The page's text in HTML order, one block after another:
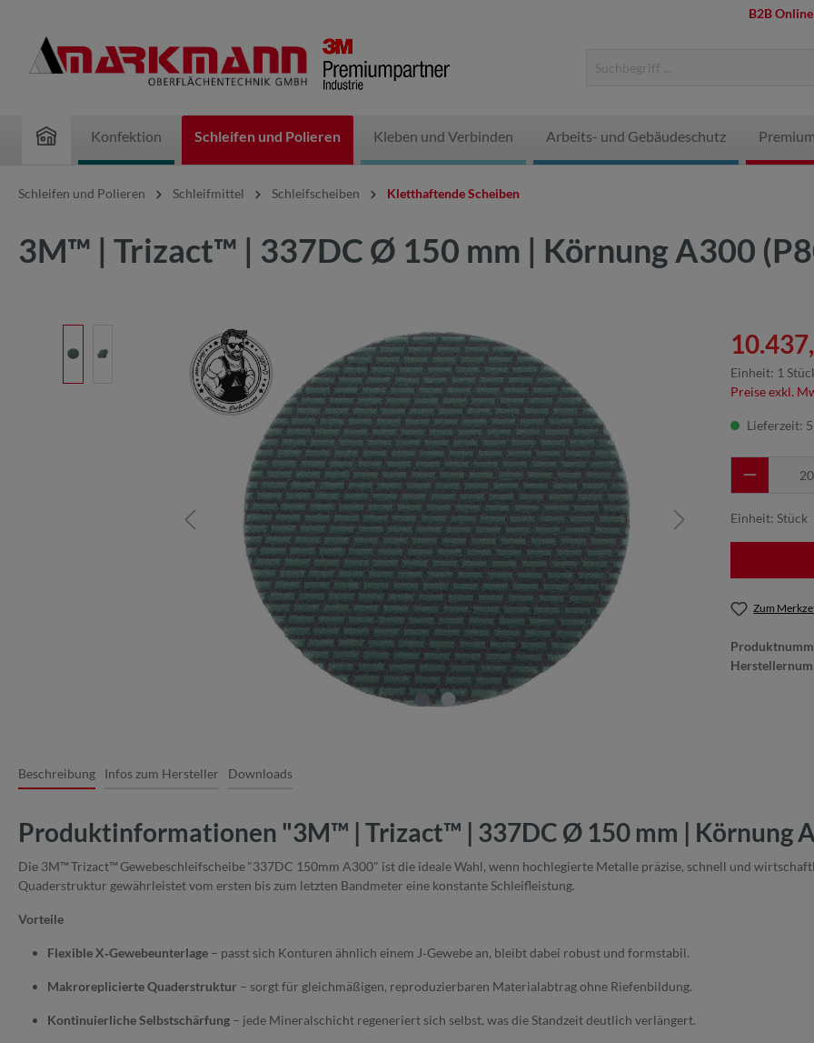
B2B
Konfektion Schleifen und Polieren Kleben und Verbinden Arbeits- und Gebäudeschutz
Schleifen und Polieren Schleifmittel Schleifscheiben Kletthaftende Scheiben
3M™ | Trizact™ | 337DC Ø 150 mm | Körnung A300
Einheit: 1
Preise exkl.
Lieferzeit:
Einheit: Stück
Zum
Beschreibung Infos zum Hersteller Downloads
Produktinformationen "3M™ | Trizact™ | 337DC Ø 150 mm | Körnung
Die 3M™ Trizact™ Gewebeschleifscheibe "337DC 150mm A300" ist die ideale Wahl, wenn hochlegierte Metalle präzise, schnell und
Quaderstruktur gewährleistet vom ersten bis zum letzten Bandmeter eine konstante Schleifleistung.
Vorteile
Flexible X‑Gewebeunterlage – passt sich Konturen ähnlich einem J‑Gewebe an, bleibt dabei robust und formstabil.
Makroreplicierte Quaderstruktur – sorgt für gleichmäßigen, reproduzierbaren Materialabtrag ohne Riefenbildung.
Kontinuierliche Selbstschärfung – jede Mineralschicht regeneriert sich selbst, was die Standzeit deutlich verlängert.